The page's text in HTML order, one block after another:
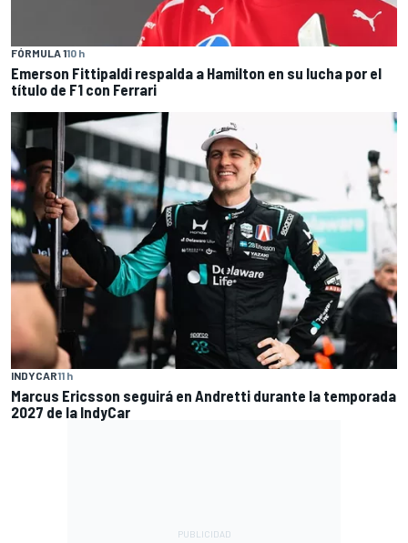
FÓRMULA 110 h
Emerson Fittipaldi respalda a Hamilton en su lucha por el
título de F1 con Ferrari
INDYCAR11 h
Marcus Ericsson seguirá en Andretti durante la temporada
2027 de la IndyCar